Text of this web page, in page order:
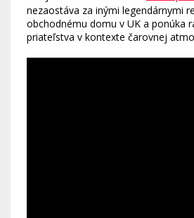
nezaostáva za inými legendárnymi
obchodnému domu v UK a ponúka
priateľstva v kontexte čarovnej